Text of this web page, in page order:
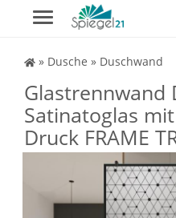
Spiegel Shop
» Dusche » Duschwand
Glastrennwand
Satinatoglas
Druck FRAME